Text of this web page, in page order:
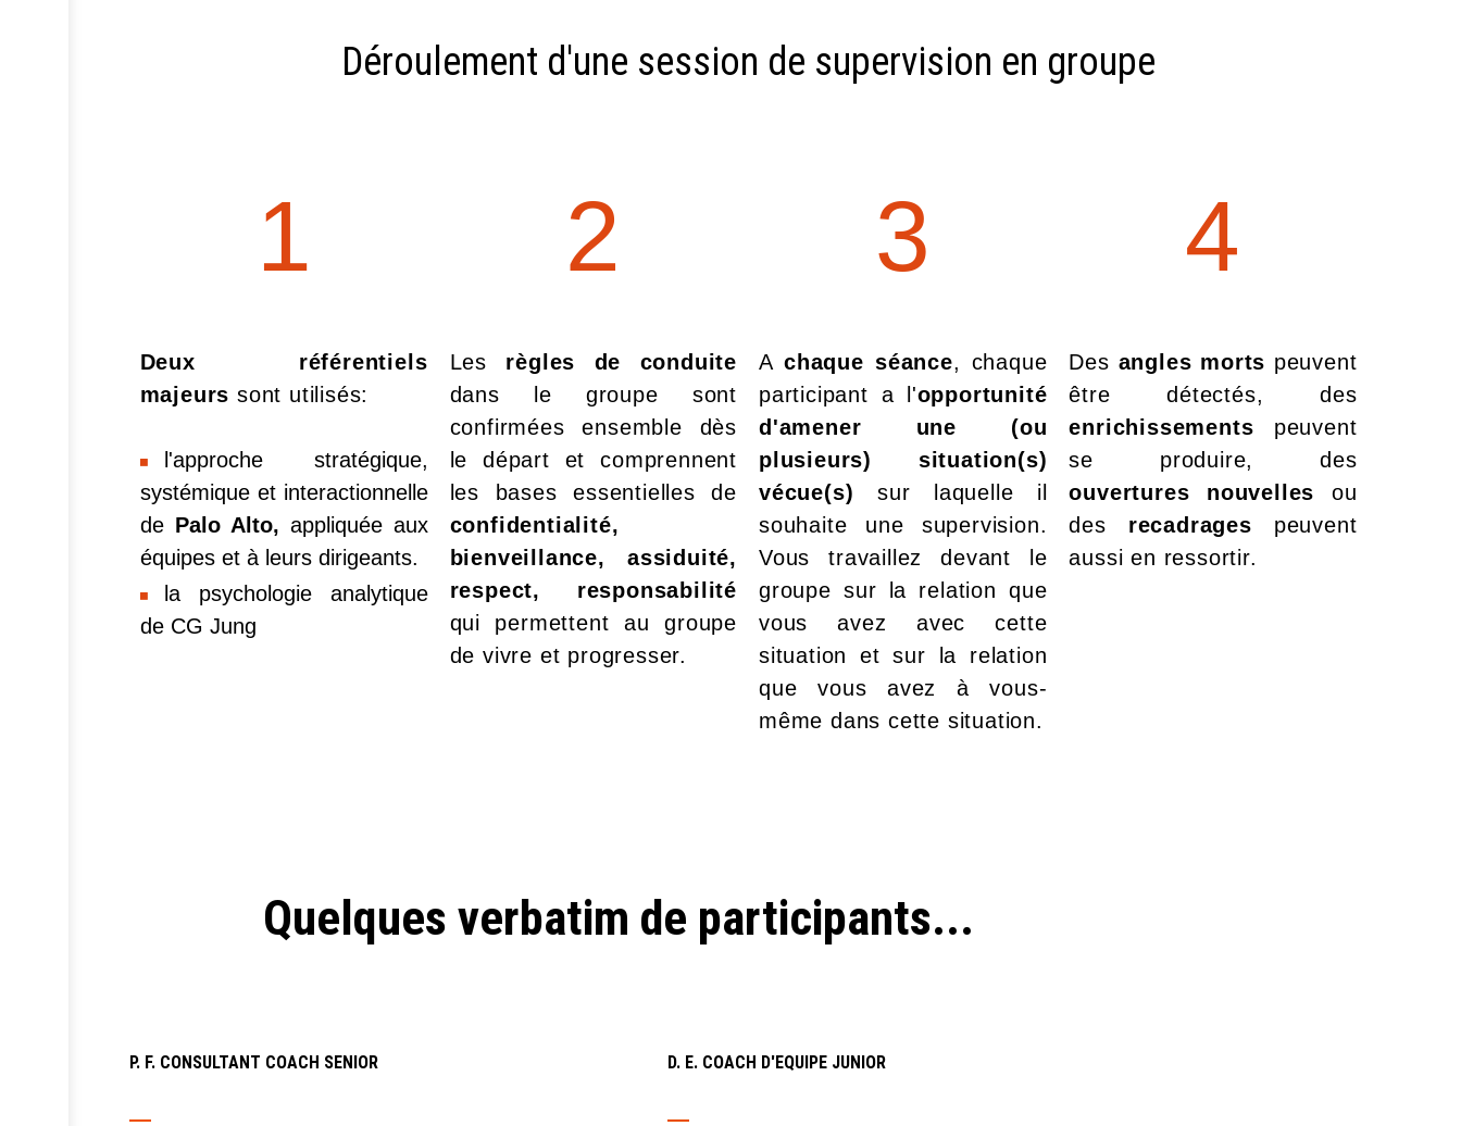
Déroulement d'une session de supervision en groupe
1
Deux référentiels
majeurs sont utilisés:
l'approche stratégique,
systémique et interactionnelle
de Palo Alto, appliquée aux
équipes et à leurs dirigeants.
la psychologie analytique
de CG Jung
2
Les règles de conduite
dans le groupe sont
confirmées ensemble dès
le départ et comprennent
les bases essentielles de
confidentialité,
bienveillance, assiduité,
respect, responsabilité
qui permettent au groupe
de vivre et progresser.
3
A chaque séance, chaque
participant a l'opportunité
d'amener une (ou
plusieurs) situation(s)
vécue(s) sur laquelle il
souhaite une supervision.
Vous travaillez devant le
groupe sur la relation que
vous avez avec cette
situation et sur la relation
que vous avez à vous-
même dans cette situation.
4
Des angles morts peuvent
être détectés, des
enrichissements peuvent
se produire, des
ouvertures nouvelles ou
des recadrages peuvent
aussi en ressortir.
Quelques verbatim de participants...
P. F. CONSULTANT COACH SENIOR D. E. COACH D'EQUIPE JUNIOR